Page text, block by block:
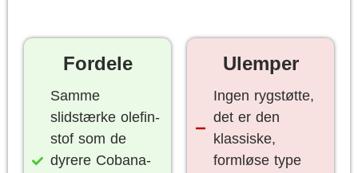
Fordele
Samme
slidstærke olefin-
stof som de
dyrere Cobana-
Ulemper
Ingen rygstøtte,
det er den
klassiske,
formløse type